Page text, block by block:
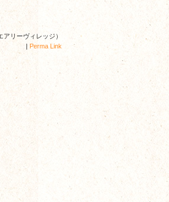
アリーヴィレッジ）
| Perma Link